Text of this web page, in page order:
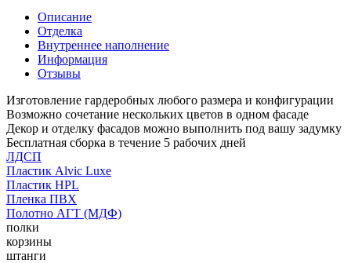
Описание
Отделка
Внутреннее наполнение
Информация
Отзывы
Изготовление гардеробных любого размера и конфигурации
Возможно сочетание нескольких цветов в одном фасаде
Декор и отделку фасадов можно выполнить под вашу задумку
Бесплатная сборка в течение 5 рабочих дней
ЛДСП
Пластик Alvic Luxe
Пластик HPL
Пленка ПВХ
Полотно АГТ (МДФ)
полки
корзины
штанги